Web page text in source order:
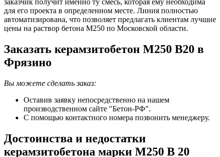
заказчик получит именно ту смесь, которая ему необходима
для его проекта в определенном месте. Линия полностью
автоматизирована, что позволяет предлагать клиентам лучшие
цены на раствор бетона М250 по Московской области.
Заказать керамзитобетон М250 В20 в
Фрязино
Вы можете сделать заказ:
Оставив заявку непосредственно на нашем
производственном сайте "Бетон-РФ".
С помощью контактного номера позвонить менеджеру.
Достоинства и недостатки
керамзитобетона марки М250 B 20